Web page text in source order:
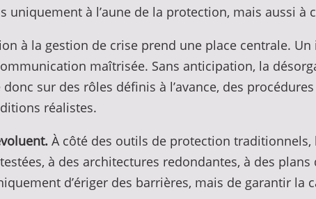
uniquement à l’aune de la protection, mais aussi à
à la gestion de crise prend une place centrale.
maîtrisée. Sans anticipation, la
sur des rôles définis à l’avance, des
réalistes.
À côté des outils de protection
à des architectures redondantes, à des
d’ériger des barrières, mais de garantir la